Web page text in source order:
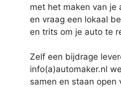
met het maken van je
en vraag een lokaal
en trits om je auto te
Zelf een bijdrage
info(a)automaker.nl
samen en staan open